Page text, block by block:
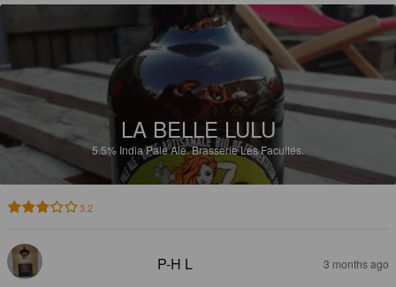
LA BELLE LULU
5.5% India Pale Ale.Brasserie Les Facultés.
3.2
P-H L 3 months ago